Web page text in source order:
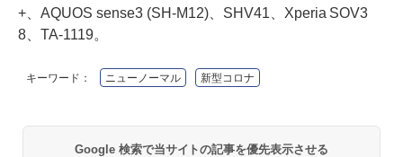
+、AQUOS sense3 (SH-M12)、SHV41、Xperia SOV3
8、TA-1119。
キーワード： ニューノーマル 新型コロナ
Google 検索で当サイトの記事を優先表示させる